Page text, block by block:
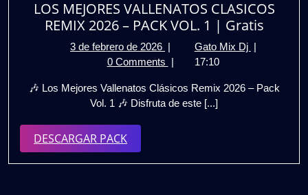
DJs
🎧
GRATIS
LOS MEJORES VALLENATOS CLASICOS
REMIX 2026 – PACK VOL. 1 | Gratis
3 de febrero de 2026 3
de
de
2026
Gato Mix Dj LOS
CLASICOS
VOL.
0 Comments
17:10
🎶 Los Mejores Vallenatos Clásicos Remix 2026 – Pack
Vol. 1 🎶 Disfruta de este [...]
DESCARGAR PACKDESCARGAR
PACK